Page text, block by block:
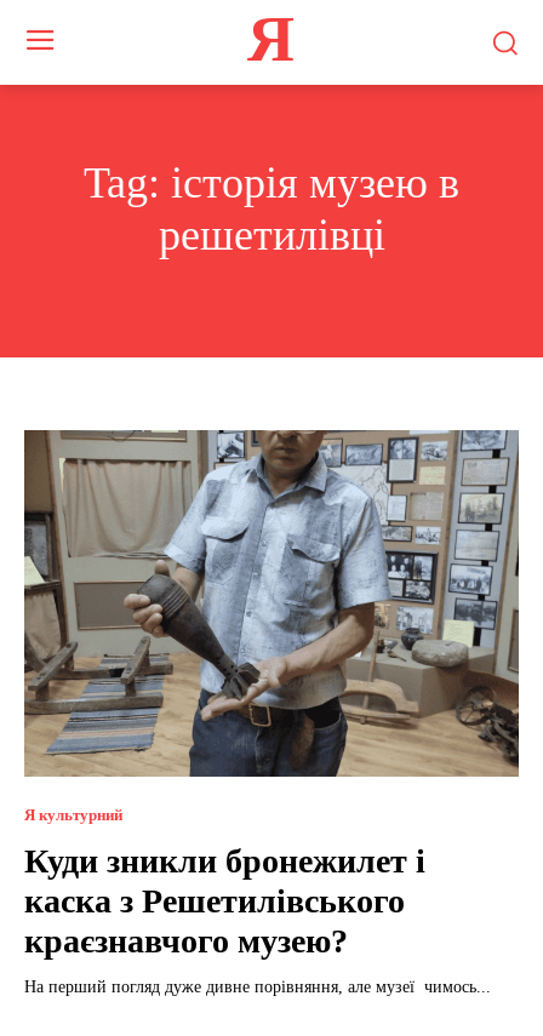
Я
Tag: історія музею в
решетилівці
Я культурний
Куди зникли бронежилет і
каска з Решетилівського
краєзнавчого музею?
На перший погляд дуже дивне порівняння, але музеї чимось...